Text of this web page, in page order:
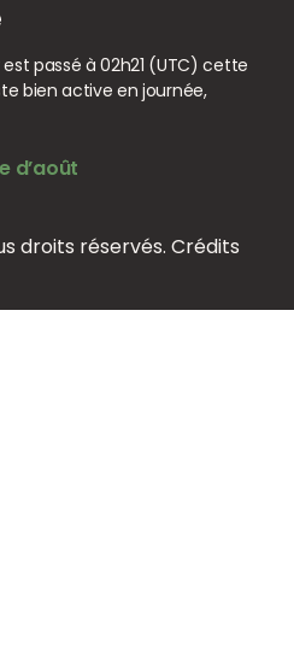
passé à 02h21 (UTC) cette
bien active en journée,
d’août
droits réservés. Crédits